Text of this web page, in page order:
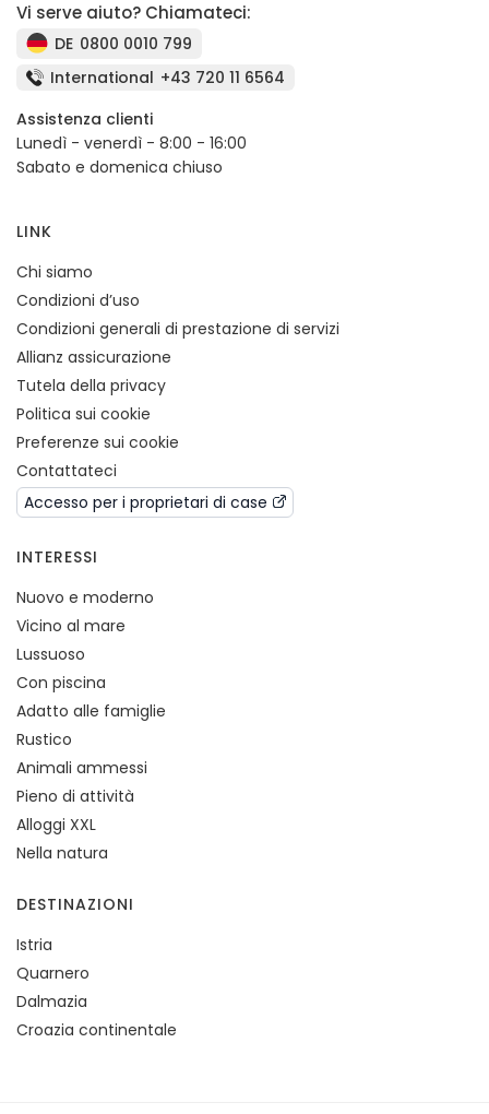
Vi serve aiuto? Chiamateci:
DE 0800 0010 799
International +43 720 11 6564
Assistenza clienti
Lunedì - venerdì - 8:00 - 16:00
Sabato e domenica chiuso
LINK
Chi siamo
Condizioni d’uso
Condizioni generali di prestazione di servizi
Allianz assicurazione
Tutela della privacy
Politica sui cookie
Preferenze sui cookie
Contattateci
Accesso per i proprietari di case
INTERESSI
Nuovo e moderno
Vicino al mare
Lussuoso
Con piscina
Adatto alle famiglie
Rustico
Animali ammessi
Pieno di attività
Alloggi XXL
Nella natura
DESTINAZIONI
Istria
Quarnero
Dalmazia
Croazia continentale